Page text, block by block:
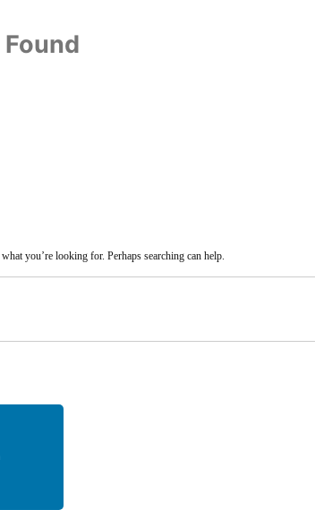
you’re looking for. Perhaps searching can help.